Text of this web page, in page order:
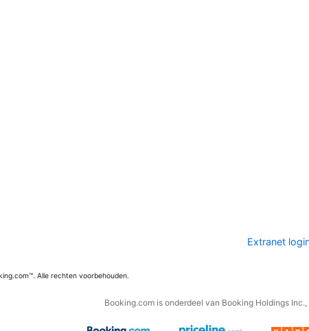
Extranet
Alle rechten voorbehouden.
Booking.com is onderdeel van Booking Holdings